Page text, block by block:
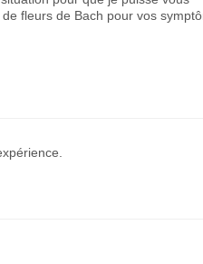
de fleurs de Bach pour vos